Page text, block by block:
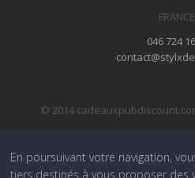
En poursuivant votre navigation,
tiers destinés à vous proposer des
FRANCE
046 724
© 2014